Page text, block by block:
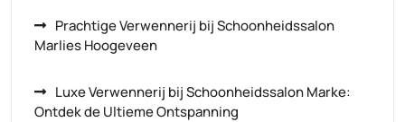
Prachtige Verwennerij bij Schoonheidssalon
Marlies Hoogeveen
Luxe Verwennerij bij Schoonheidssalon Marke:
Ontdek de Ultieme Ontspanning